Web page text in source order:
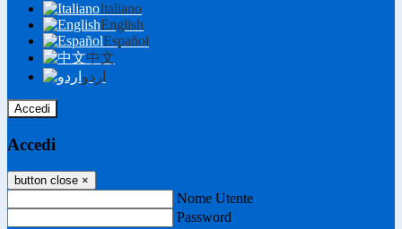
Italiano
English
Español
中文
اردو
Accedi
Accedi
button close ×
Nome Utente
Password